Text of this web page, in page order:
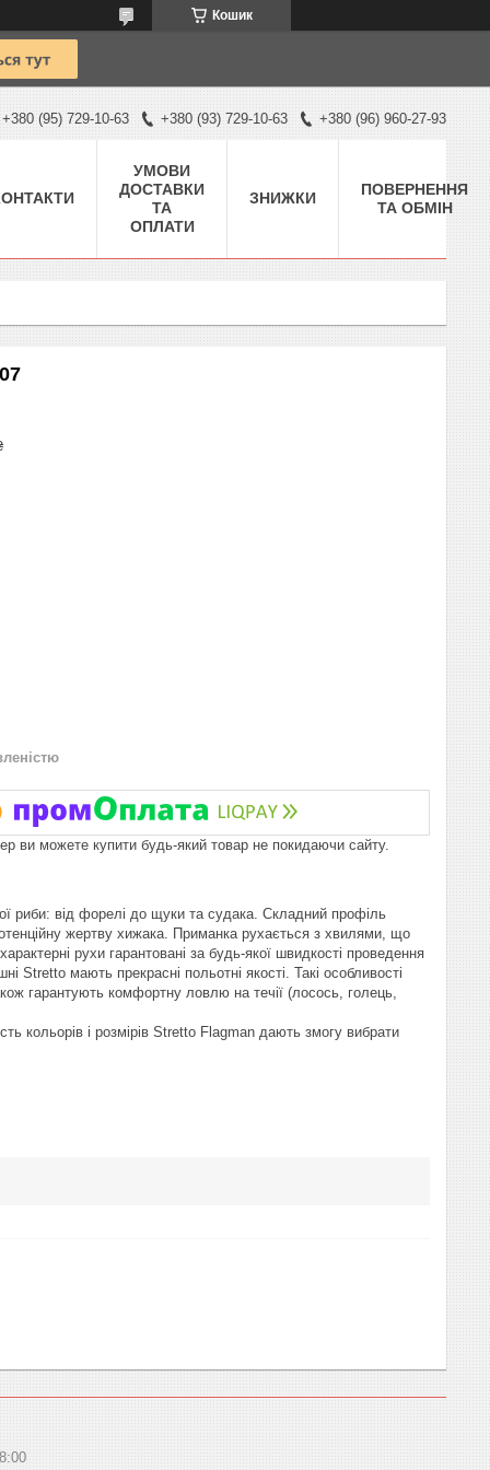
Кошик
+380 (95) 729-10-63 +380 (93) 729-10-63 +380 (96) 960-27-93
УМОВИ
ДОСТАВКИ
ТА
ОПЛАТИ
ЗНИЖКИ
ПОВЕРНЕННЯ
ТА ОБМІН
ви можете купити будь-який товар не покидаючи сайту.
риби: від форелі до щуки та судака. Складний профіль
жертву хижака. Приманка рухається з хвилями, що
рухи гарантовані за будь-якої швидкості проведення
мають прекрасні польотні якості. Такі особливості
гарантують комфортну ловлю на течії (лосось, голець,
кольорів і розмірів Stretto Flagman дають змогу вибрати